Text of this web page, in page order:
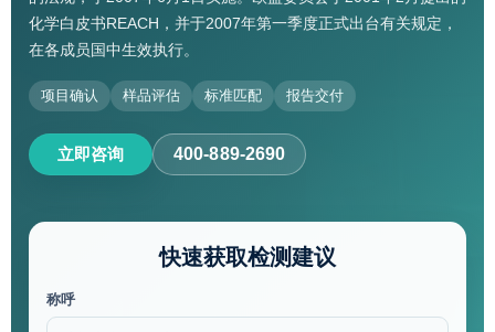
化学白皮书REACH，并于2007年第一季度正式出台有关规定，
在各成员国中生效执行。
项目确认 样品评估 标准匹配 报告交付
立即咨询 400-889-2690
快速获取检测建议
称呼